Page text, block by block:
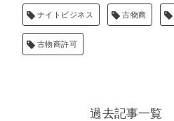
ナイトビジネス 古物商
古物商許可
過去記事一覧